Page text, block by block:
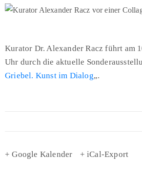
Kurator Dr. Alexander Racz führt am
Uhr durch die aktuelle
Griebel. Kunst im Dialog„.
+ Google Kalender + iCal-Export